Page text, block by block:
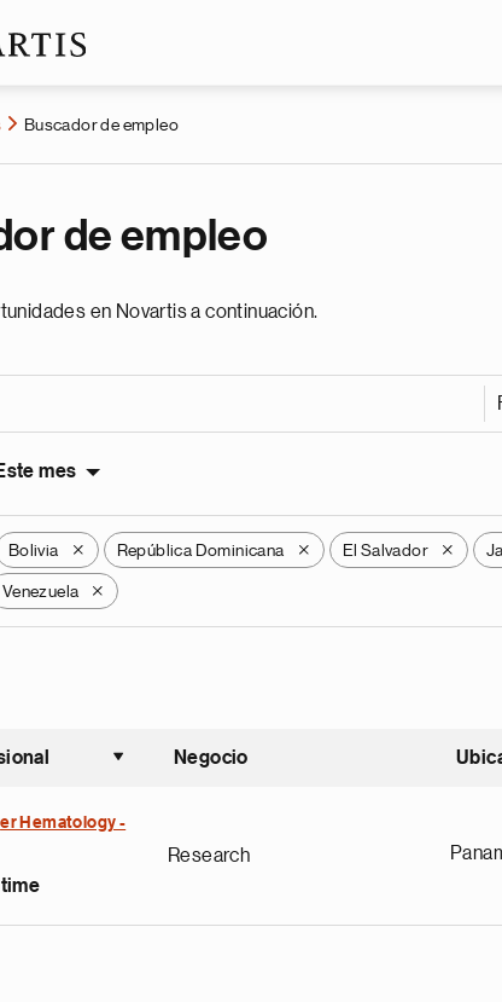
Buscador de empleo
de empleo
en Novartis a continuación.
mes
Bolivia X República Dominicana X El Salvador X
Venezuela X
Ordenar ascendente
Negocio
Hematology -
Research